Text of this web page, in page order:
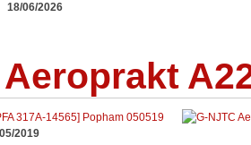
18/06/2026
2019